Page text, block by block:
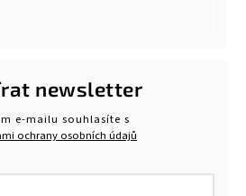
newsletter
e-mailu souhlasíte s
ochrany osobních údajů